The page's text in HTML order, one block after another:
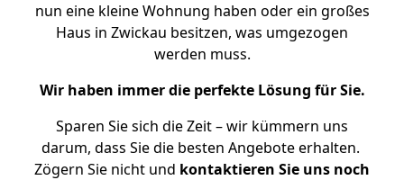
nun eine kleine Wohnung haben oder ein großes
Haus in Zwickau besitzen, was umgezogen
werden muss.
Wir haben immer die perfekte Lösung für Sie.
Sparen Sie sich die Zeit – wir kümmern uns
darum, dass Sie die besten Angebote erhalten.
Zögern Sie nicht und kontaktieren Sie uns noch